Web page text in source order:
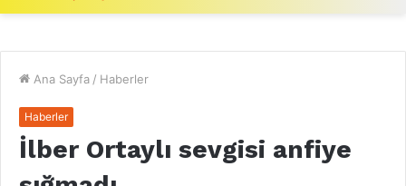
Ana Sayfa / Haberler
Haberler
İlber Ortaylı sevgisi anfiye